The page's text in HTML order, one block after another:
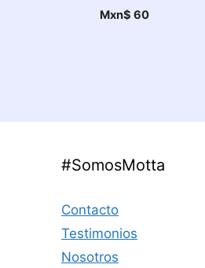
Mxn$ 60
#SomosMotta
Contacto
Testimonios
Nosotros